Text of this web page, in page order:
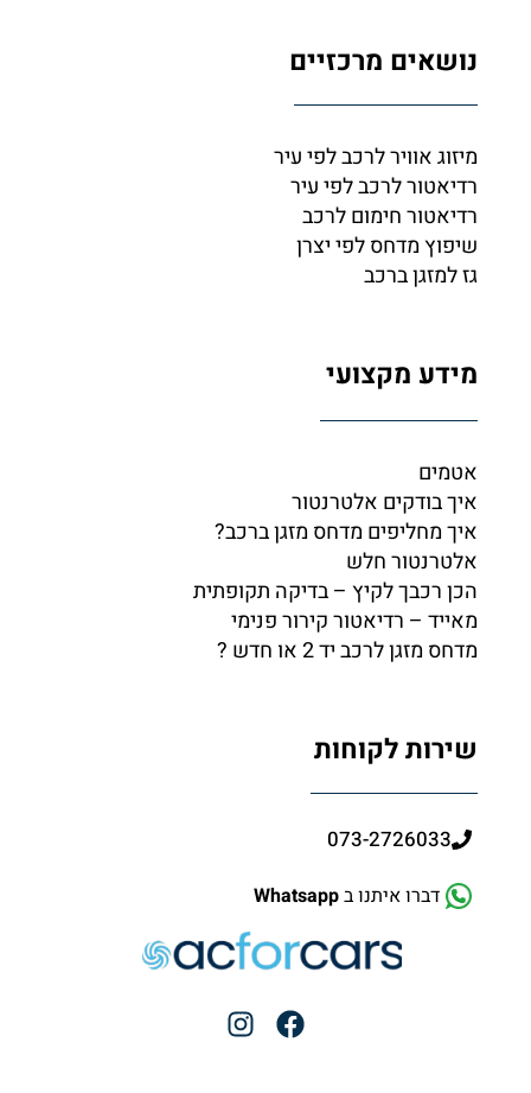
נושאים מרכזיים
מיזוג אוויר לרכב לפי עיר
רדיאטור לרכב לפי עיר
רדיאטור חימום לרכב
שיפוץ מדחס לפי יצרן
גז למזגן ברכב
מידע מקצועי
אטמים
איך בודקים אלטרנטור
איך מחליפים מדחס מזגן ברכב?
אלטרנטור חלש
הכן רכבך לקיץ – בדיקה תקופתית
מאייד – רדיאטור קירור פנימי
מדחס מזגן לרכב יד 2 או חדש ?
שירות לקוחות
073-2726033
דברו איתנו בWhatsapp